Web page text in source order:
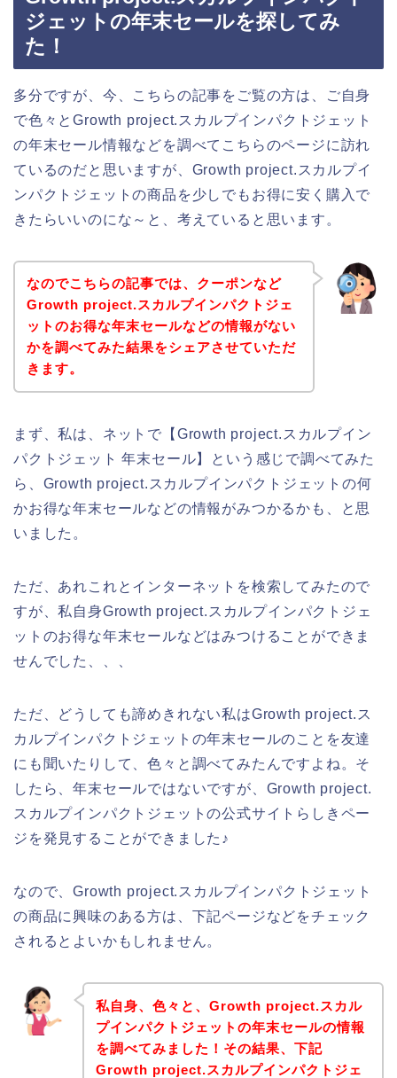
ジェットの年末セールを探してみ
た！
多分ですが、今、こちらの記事をご覧の方は、ご自身
で色々とGrowth project.スカルプインパクトジェット
の年末セール情報などを調べてこちらのページに訪れ
ているのだと思いますが、Growth project.スカルプイ
ンパクトジェットの商品を少しでもお得に安く購入で
きたらいいのにな～と、考えていると思います。
なのでこちらの記事では、クーポンなど
Growth project.スカルプインパクトジェ
ットのお得な年末セールなどの情報がない
かを調べてみた結果をシェアさせていただ
きます。
まず、私は、ネットで【Growth project.スカルプイン
パクトジェット 年末セール】という感じで調べてみた
ら、Growth project.スカルプインパクトジェットの何
かお得な年末セールなどの情報がみつかるかも、と思
いました。
ただ、あれこれとインターネットを検索してみたので
すが、私自身Growth project.スカルプインパクトジェ
ットのお得な年末セールなどはみつけることができま
せんでした、、、
ただ、どうしても諦めきれない私はGrowth project.ス
カルプインパクトジェットの年末セールのことを友達
にも聞いたりして、色々と調べてみたんですよね。そ
したら、年末セールではないですが、Growth project.
スカルプインパクトジェットの公式サイトらしきペー
ジを発見することができました♪
なので、Growth project.スカルプインパクトジェット
の商品に興味のある方は、下記ページなどをチェック
されるとよいかもしれません。
私自身、色々と、Growth project.スカル
プインパクトジェットの年末セールの情報
を調べてみました！その結果、下記
Growth project.スカルプインパクトジェ